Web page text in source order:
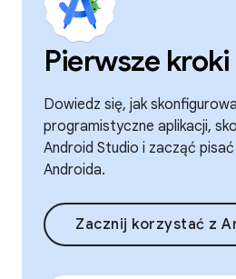
Pierwsze kroki
Dowiedz się, jak
programistyczne aplikacji,
Android Studio i zacząć
Androida.
Zacznij korzystać z